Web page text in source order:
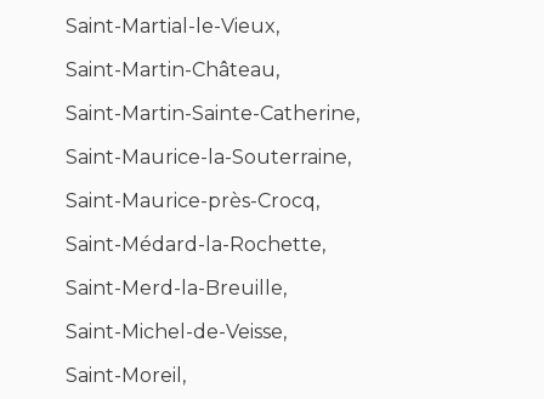
Saint-Martial-le-Vieux,
Saint-Martin-Château,
Saint-Martin-Sainte-Catherine,
Saint-Maurice-la-Souterraine,
Saint-Maurice-près-Crocq,
Saint-Médard-la-Rochette,
Saint-Merd-la-Breuille,
Saint-Michel-de-Veisse,
Saint-Moreil,